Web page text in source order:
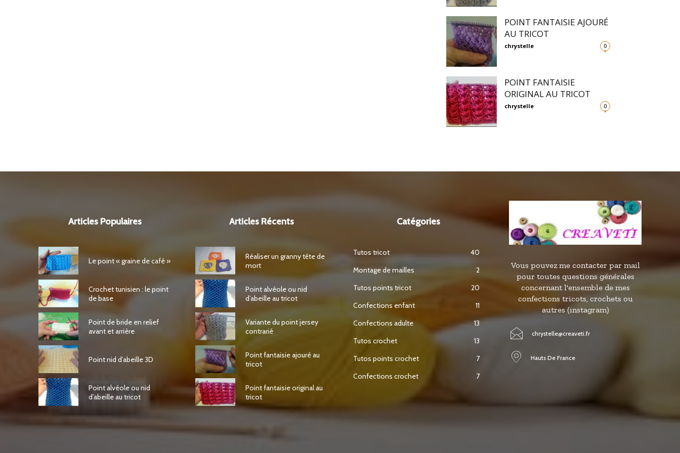
POINT FANTAISIE AJOURÉ
AU TRICOT
chrystelle 0
POINT FANTAISIE
ORIGINAL AU TRICOT
chrystelle 0
Articles Populaires
Le point « graine de café »
Crochet tunisien : le point
de base
Point de bride en relief
avant et arrière
Point nid d’abeille 3D
Point alvéole ou nid
d’abeille au tricot
Articles Récents
Réaliser un granny tête de
mort
Point alvéole ou nid
d’abeille au tricot
Variante du point jersey
contrarié
Point fantaisie ajouré au
tricot
Point fantaisie original au
tricot
Catégories
Tutos tricot
40
Montage de mailles
2
Tutos points tricot
20
Confections enfant
11
Confections adulte
13
Tutos crochet
13
Tutos points crochet
7
Confections crochet
7
Vous pouvez me contacter par mail
pour toutes questions générales
concernant l'ensemble de mes
confections tricots, crochets ou
autres (instagram)
chrystelle@creaveti.fr
Hauts De France